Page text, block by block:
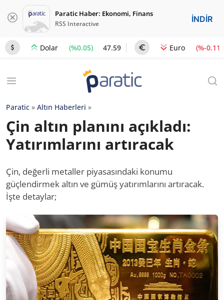
Paratic Haber: Ekonomi, Finans
RSS Interactive İNDİR
Dolar (%0.05) 47.59 Euro (%-0.11)
Paratic » Altın Haberleri »
Çin altın planını açıkladı:
Yatırımlarını artıracak
Çin, değerli metaller piyasasındaki konumu
güçlendirmek altın ve gümüş yatırımlarını artıracak.
İşte detaylar;